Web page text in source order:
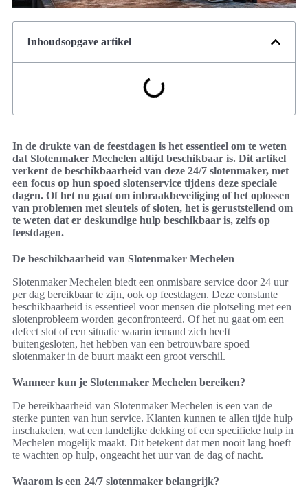
Inhoudsopgave artikel
In de drukte van de feestdagen is het essentieel om te weten
dat Slotenmaker Mechelen altijd beschikbaar is. Dit artikel
verkent de beschikbaarheid van deze 24/7 slotenmaker, met
een focus op hun spoed slotenservice tijdens deze speciale
dagen. Of het nu gaat om inbraakbeveiliging of het oplossen
van problemen met sleutels of sloten, het is geruststellend om
te weten dat er deskundige hulp beschikbaar is, zelfs op
feestdagen.
De beschikbaarheid van Slotenmaker Mechelen
Slotenmaker Mechelen biedt een onmisbare service door 24 uur
per dag bereikbaar te zijn, ook op feestdagen. Deze constante
beschikbaarheid is essentieel voor mensen die plotseling met een
slotenprobleem worden geconfronteerd. Of het nu gaat om een
defect slot of een situatie waarin iemand zich heeft
buitengesloten, het hebben van een betrouwbare spoed
slotenmaker in de buurt maakt een groot verschil.
Wanneer kun je Slotenmaker Mechelen bereiken?
De bereikbaarheid van Slotenmaker Mechelen is een van de
sterke punten van hun service. Klanten kunnen te allen tijde hulp
inschakelen, wat een landelijke dekking of een specifieke hulp in
Mechelen mogelijk maakt. Dit betekent dat men nooit lang hoeft
te wachten op hulp, ongeacht het uur van de dag of nacht.
Waarom is een 24/7 slotenmaker belangrijk?